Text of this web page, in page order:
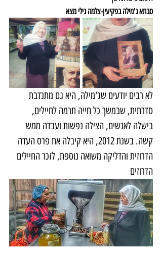
סבתא ג'מילה בפקיעין-צלמה גילי מצא
לא רבים יודעים שג'מילה, היא גם מתנדבת
סדרתית, שבמשך כל חייה תרמה לחיילים,
בישלה לאנשים, הצילה נפשות ועבדה ממש
קשה. בשנת 2012, היא קיבלה את פרס העדה
הדרוזית והדליקה משואה נוספת, לזכר החיילים
הדרוזים